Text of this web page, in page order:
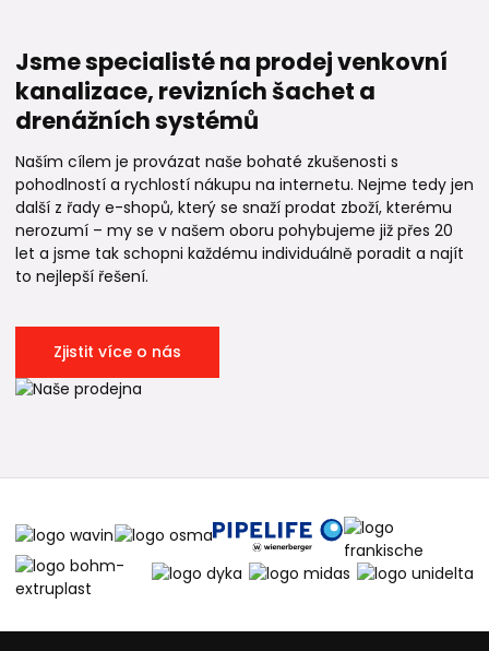
Jsme specialisté na prodej venkovní
kanalizace, revizních šachet a
drenážních systémů
Naším cílem je provázat naše bohaté zkušenosti s
pohodlností a rychlostí nákupu na internetu. Nejme tedy jen
další z řady e-shopů, který se snaží prodat zboží, kterému
nerozumí – my se v našem oboru pohybujeme již přes 20
let a jsme tak schopni každému individuálně poradit a najít
to nejlepší řešení.
Zjistit více o nás